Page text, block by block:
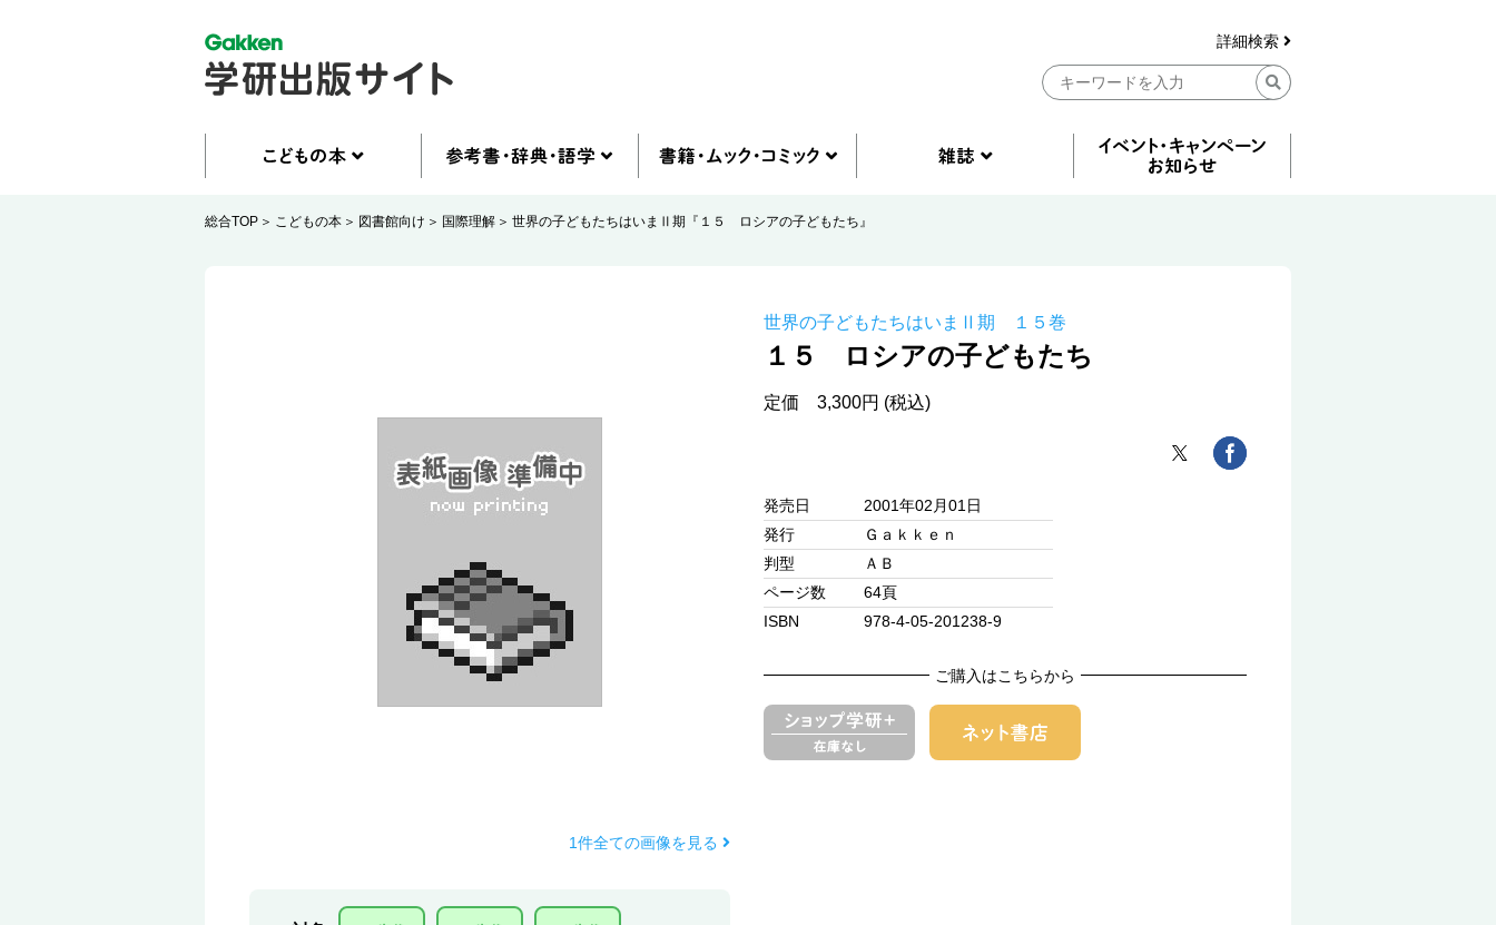
詳細検索
総合TOP こどもの本 図書館向け 国際理解 世界の子どもたちはいまⅡ期『１５ ロシアの子どもたち』
1件全ての画像を見る
世界の子どもたちはいまⅡ期 １５巻
１５ ロシアの子どもたち
定価 3,300円 (税込)
発売日
2001年02月01日
発行
Ｇａｋｋｅｎ
判型
ＡＢ
ページ数
64頁
ISBN
978-4-05-201238-9
ご購入はこちらから